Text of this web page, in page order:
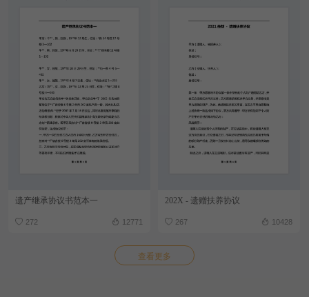
遗产继承协议书范本一
272 12771
202X - 遗赠扶养协议
267 10428
查看更多